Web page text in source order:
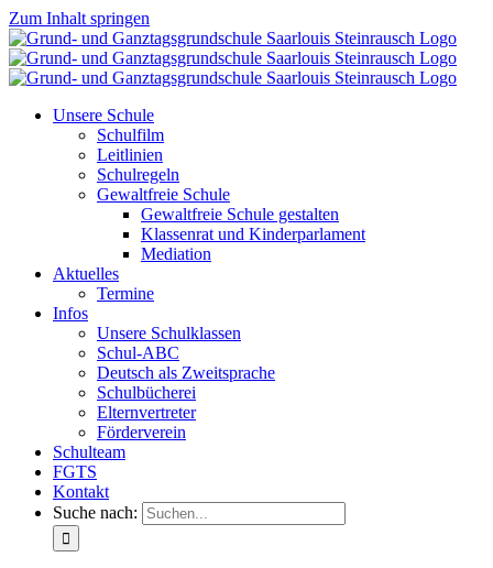
Zum Inhalt springen
Unsere Schule
Schulfilm
Leitlinien
Schulregeln
Gewaltfreie Schule
Gewaltfreie Schule gestalten
Klassenrat und Kinderparlament
Mediation
Aktuelles
Termine
Infos
Unsere Schulklassen
Schul-ABC
Deutsch als Zweitsprache
Schulbücherei
Elternvertreter
Förderverein
Schulteam
FGTS
Kontakt
Suche nach: